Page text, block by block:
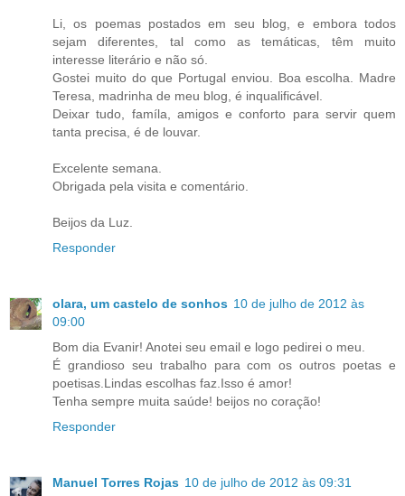
Li, os poemas postados em seu blog, e embora todos
sejam diferentes, tal como as temáticas, têm muito
interesse literário e não só.
Gostei muito do que Portugal enviou. Boa escolha. Madre
Teresa, madrinha de meu blog, é inqualificável.
Deixar tudo, famíla, amigos e conforto para servir quem
tanta precisa, é de louvar.
Excelente semana.
Obrigada pela visita e comentário.
Beijos da Luz.
Responder
olara, um castelo de sonhos 10 de julho de 2012 às
09:00
Bom dia Evanir! Anotei seu email e logo pedirei o meu.
É grandioso seu trabalho para com os outros poetas e
poetisas.Lindas escolhas faz.Isso é amor!
Tenha sempre muita saúde! beijos no coração!
Responder
Manuel Torres Rojas 10 de julho de 2012 às 09:31